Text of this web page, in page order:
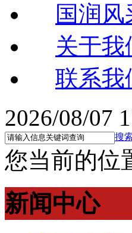
国润风
关于我
联系我
2026/08/07
搜
您当前的位
新闻中心